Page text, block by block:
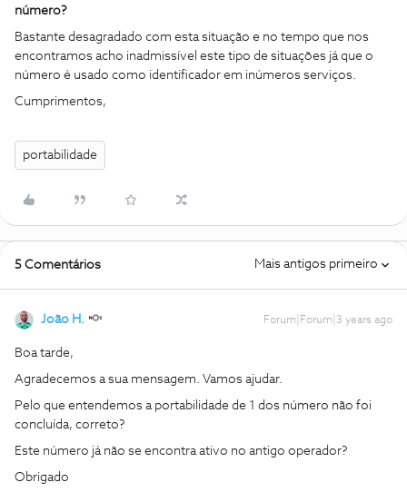
número?
Bastante desagradado com esta situação e no tempo que nos
encontramos acho inadmissível este tipo de situações já que o
número é usado como identificador em inúmeros serviços.
Cumprimentos,
portabilidade
5 Comentários Mais antigos primeiro
João H. Forum|Forum|3 years ago
Boa tarde,
Agradecemos a sua mensagem. Vamos ajudar.
Pelo que entendemos a portabilidade de 1 dos número não foi
concluída, correto?
Este número já não se encontra ativo no antigo operador?
Obrigado